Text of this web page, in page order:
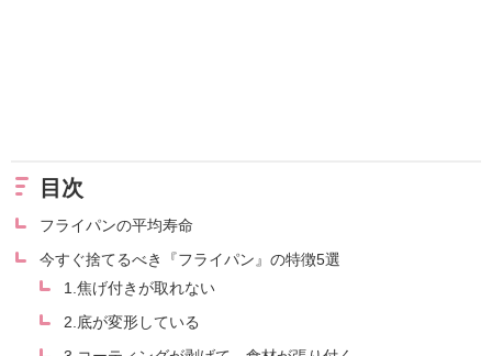
目次
フライパンの平均寿命
今すぐ捨てるべき『フライパン』の特徴5選
1.焦げ付きが取れない
2.底が変形している